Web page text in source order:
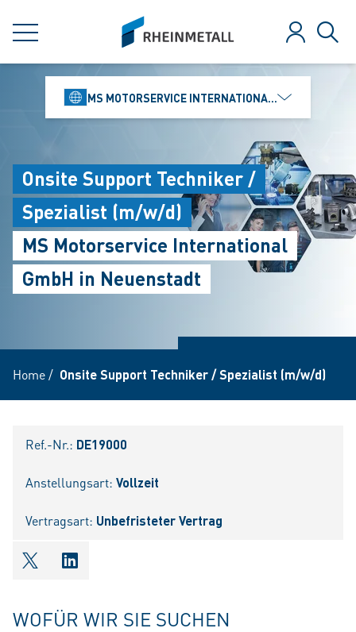
MENÜ
siteLogo
Anmelden
MS MOTORSERVICE INTERNATIONAL GMBH
Onsite Support Techniker /
Spezialist (m/w/d)
MS Motorservice International
GmbH in Neuenstadt
Home/ Onsite Support Techniker / Spezialist (m/w/d)
Ref.-Nr.: DE19000
Anstellungsart: Vollzeit
Vertragsart: Unbefristeter Vertrag
shareOntwitter
shareOnlinkedIn
WOFÜR WIR SIE SUCHEN